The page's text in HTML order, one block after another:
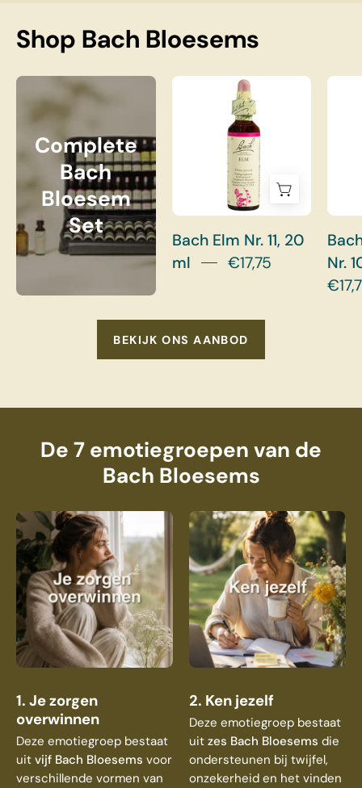
Shop Bach Bloesems
Complete Bach Bloesem Set
Complete
Bach
Bloesem
Set
Bach Elm Nr. 11, 20
Bach Elm Nr. 11, 20
ml
€17,75
Nr.
BEKIJK ONS AANBOD
De 7 emotiegroepen van de
Bach Bloesems
1. Je zorgen
overwinnen
Deze emotiegroep bestaat
uit vijf Bach Bloesems voor
verschillende vormen van
2. Ken jezelf
Deze emotiegroep bestaat
uit zes Bach Bloesems die
ondersteunen bij twijfel,
onzekerheid en het vinden